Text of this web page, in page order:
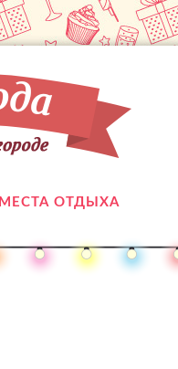
МЕСТА ОТДЫХА